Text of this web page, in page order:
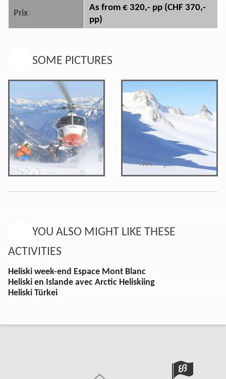
Prix
As from € 320,- pp (CHF 370,-
pp)
SOME PICTURES
YOU ALSO MIGHT LIKE THESE
ACTIVITIES
Heliski week-end Espace Mont Blanc
Heliski en Islande avec Arctic Heliskiing
Heliski Türkei